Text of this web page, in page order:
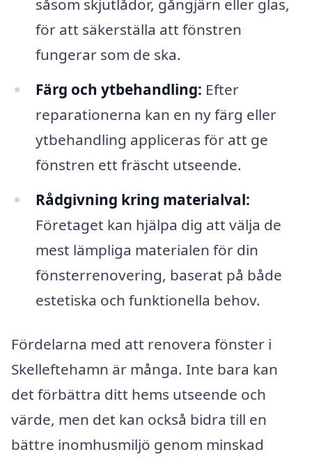
såsom skjutlådor, gångjärn eller glas,
för att säkerställa att fönstren
fungerar som de ska.
Färg och ytbehandling: Efter
reparationerna kan en ny färg eller
ytbehandling appliceras för att ge
fönstren ett fräscht utseende.
Rådgivning kring materialval:
Företaget kan hjälpa dig att välja de
mest lämpliga materialen för din
fönsterrenovering, baserat på både
estetiska och funktionella behov.
Fördelarna med att renovera fönster i
Skelleftehamn är många. Inte bara kan
det förbättra ditt hems utseende och
värde, men det kan också bidra till en
bättre inomhusmiljö genom minskad